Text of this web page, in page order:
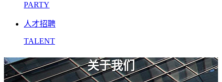
PARTY
人才招聘
TALENT
关于我们